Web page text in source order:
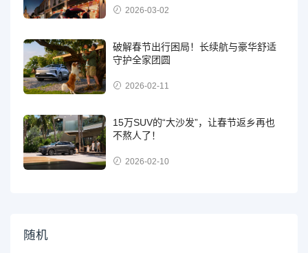
2026-03-02
破解春节出行困局！长续航与豪华舒适
守护全家团圆
2026-02-11
15万SUV的“大沙发”，让春节返乡再也
不熬人了！
2026-02-10
随机